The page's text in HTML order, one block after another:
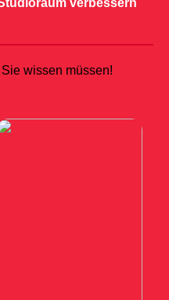
verbessern
wissen müssen!